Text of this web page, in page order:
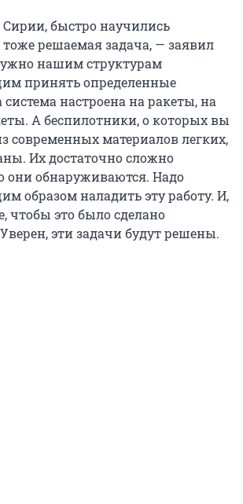
быстро научились
тоже решаемая задача, — заявил
нашим структурам
принять определенные
настроена на ракеты, на
А беспилотники, о которых вы
современных материалов легких,
Их достаточно сложно
они обнаруживаются. Надо
образом наладить эту работу. И,
чтобы это было сделано
эти задачи будут решены.